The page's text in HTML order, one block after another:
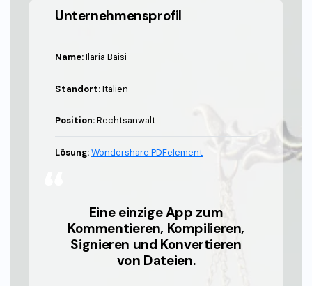
Freiberufler
Alle PDF-Funktionen
PDF-bezogene Informationen, die Sie benötigen.
Laden Sie die leistungsstärksten und einfachsten PDF-Tools
Unternehmensprofil
Name:Ilaria Baisi
Standort:Italien
Position:Rechtsanwalt
Lösung:Wondershare PDFelement
Eine einzige App zum
Kommentieren, Kompilieren,
Signieren und Konvertieren
von Dateien.